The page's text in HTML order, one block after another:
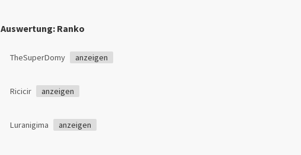
Auswertung: Ranko
TheSuperDomy anzeigen
Ricicir anzeigen
Luranigima anzeigen